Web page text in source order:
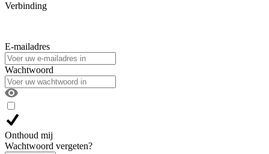
Verbinding
E-mailadres
Wachtwoord
Onthoud mij
Wachtwoord vergeten?